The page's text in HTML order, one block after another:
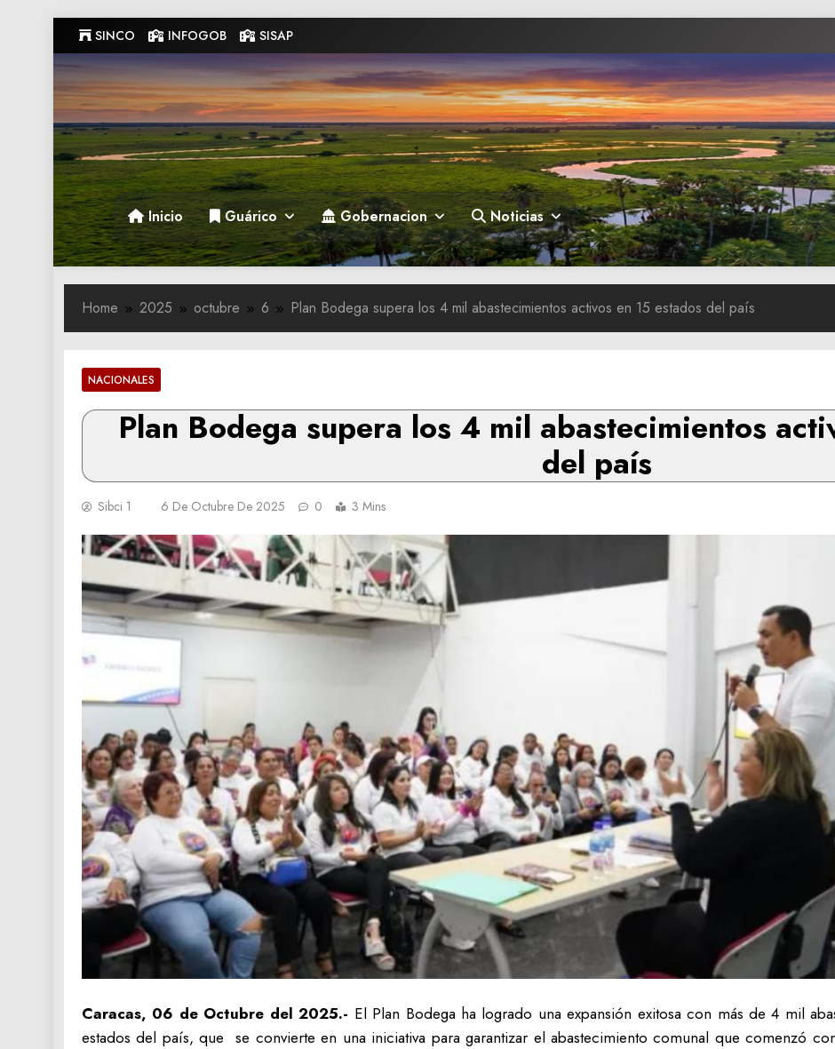
to
content
SINCO INFOGOB SISAP
Gobernacion de Guarico
Gobernacion de Guarico
Inicio Guárico Gobernacion Noticias
Home 2025 octubre 6 Plan Bodega supera los 4 mil abastecimientos activos en 15 estados del país
NACIONALES
Plan Bodega supera los 4 mil abastecimientos
del país
Sibci 1 6 De Octubre De 2025 0 3 Mins
Caracas, 06 de Octubre del 2025.- El Plan Bodega ha logrado una expansión exitosa con más de 4 mil
estados del país, que se convierte en una iniciativa para garantizar el abastecimiento comunal que comenzó